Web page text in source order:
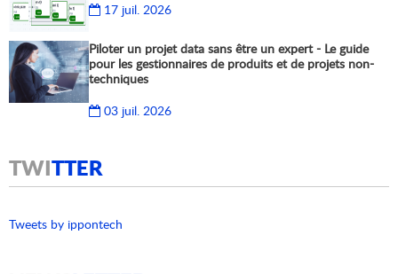
17 juil. 2026
Piloter un projet data sans être un expert - Le guide
pour les gestionnaires de produits et de projets non-
techniques
03 juil. 2026
TWITTER
Tweets by ippontech